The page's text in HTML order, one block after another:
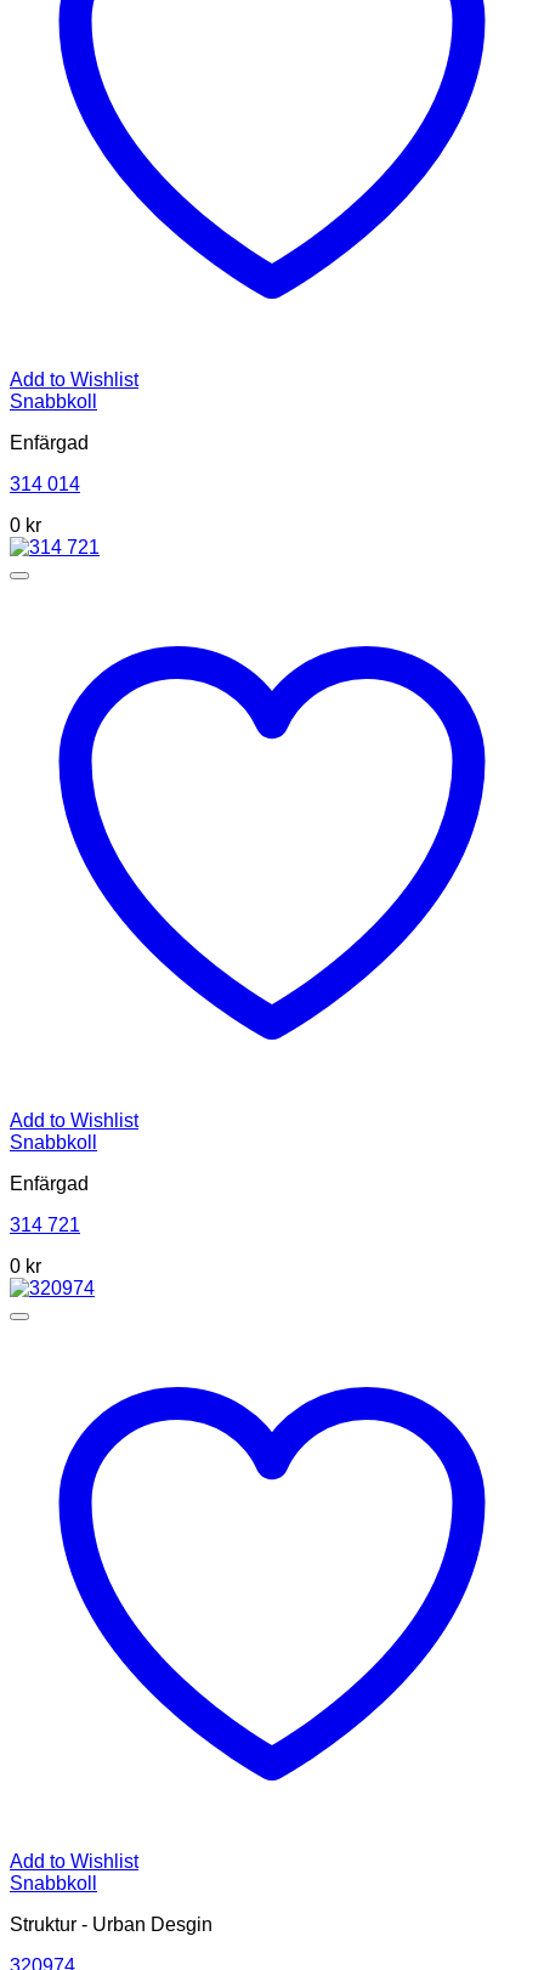
Add to Wishlist
Snabbkoll
Enfärgad
314 014
0 kr
Add to Wishlist
Snabbkoll
Enfärgad
314 721
0 kr
Add to Wishlist
Snabbkoll
Struktur - Urban Desgin
320974